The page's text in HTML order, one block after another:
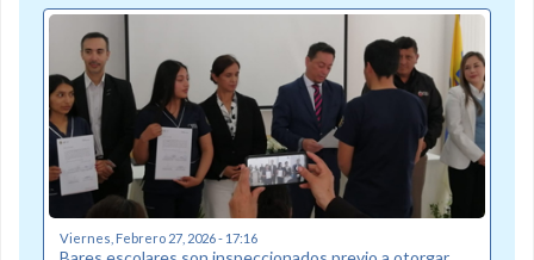
Viernes, Febrero 27, 2026 - 17:16